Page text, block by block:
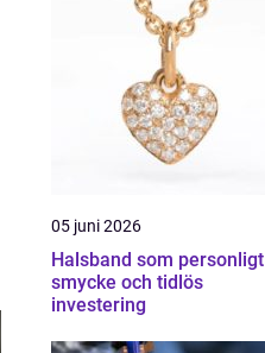
05 juni 2026
Halsband som personligt
smycke och tidlös
investering